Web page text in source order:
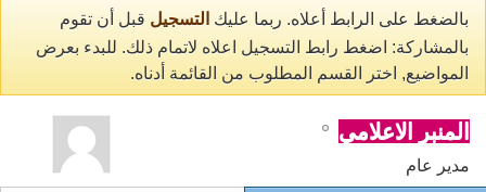
بالضغط على الرابط أعلاه. ربما عليك التسجيل قبل أن تقوم
بالمشاركة: اضغط رابط التسجيل اعلاه لاتمام ذلك. للبدء بعرض
المواضيع, اختر القسم المطلوب من القائمة أدناه.
المنبر الاعلامي
مدير عام